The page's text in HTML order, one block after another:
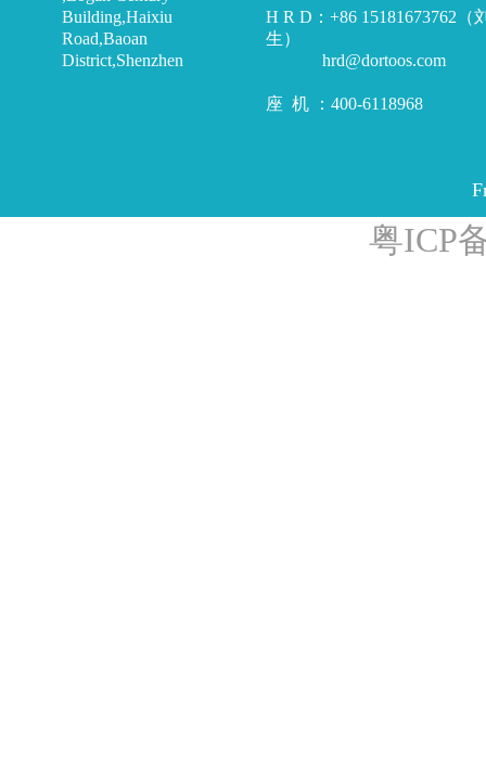
Building,Haixiu
Road,Baoan
District,Shenzhen
H R D：+86 15181673762（
生）
hrd@dortoos.com
座 机 ：400-6118968
粤ICP